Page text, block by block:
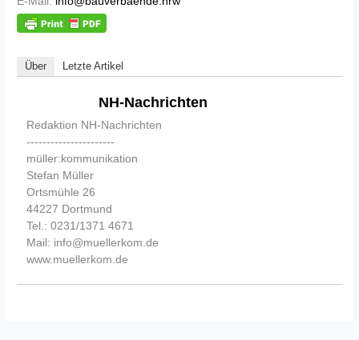
Über Letzte Artikel
NH-Nachrichten
Redaktion NH-Nachrichten
----------------------
müller:kommunikation
Stefan Müller
Ortsmühle 26
44227 Dortmund
Tel.: 0231/1371 4671
Mail: info@muellerkom.de
www.muellerkom.de